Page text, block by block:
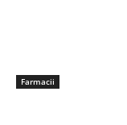
Farmacii